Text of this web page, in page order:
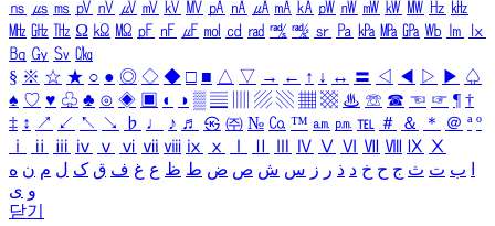
㎱ ㎲ ㎳ ㎴ ㎵ ㎶ ㎷ ㎸ ㎹ ㎀ ㎁ ㎂ ㎃ ㎄ ㎺ ㎻ ㎽ ㎾ ㎿ ㎐ ㎑
㎒ ㎓ ㎔ Ω ㏀ ㏁ ㎊ ㎋ ㎌ ㏖ ㏅ ㎭ ㎮ ㎯ ㏛ ㎩ ㎪ ㎫ ㎬ ㏝ ㏐
㏓
㏃ ㏉ ㏜ ㏆
§ ※ ☆ ★ ○ ● ◎ ◇ ◆ □ ■ △ ▽ → ← ↑ ↓ ↔ 〓 ◁ ◀ ▷ ▶ ♤
♠ ♡ ♥ ♧ ♣ ⊙ ◈ ▣ ◐ ◑ ▒ ▤ ▨ ▧ ▦ ▩ ♨ ☏ ☎ ☜ ☞ ¶ †
‡ ↕ ↗ ↙ ↖ ↘ ♭ ♩ ♪ ♬ ㉿ ㈜ № ㏇ ™ ㏂ ㏘ ℡ ＃ ＆ ＊ ＠ ª º
ⅰ
ⅱ ⅲ ⅳ ⅴ ⅵ ⅶ ⅷ ⅸ ⅹ Ⅳ Ⅴ Ⅵ Ⅶ Ⅷ Ⅸ Ⅹ
ب ت ث ج ح خ د ذ ر ز س ش ص ض ط ظ ع غ ف ق ک ل م ن ه
و ی
닫기